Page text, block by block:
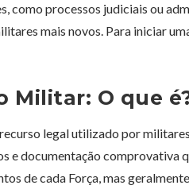
como processos judiciais ou
mais novos. Para iniciar
Militar: O que
legal utilizado por
e documentação comprovativa
de cada Força, mas